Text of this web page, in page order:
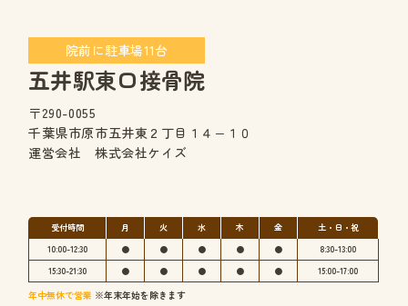
院前に駐車場11台
五井駅東口接骨院
〒290-0055
千葉県市原市五井東２丁目１４−１０
運営会社 株式会社ケイズ
受付時間 月 火 水 木 金
土・日・祝
10:00-12:30
● ● ● ● ●
8:30-13:00
15:30-21:30
● ● ● ● ● 15:00-17:00
年中無休で営業 ※年末年始を除きます